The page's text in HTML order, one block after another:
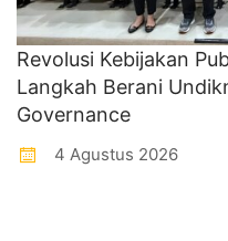
Revolusi Kebijakan
Langkah Berani
Governance
4 Agustus 2026